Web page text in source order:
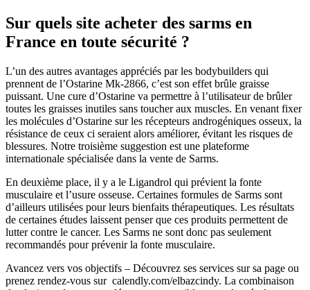
Sur quels site acheter des sarms en
France en toute sécurité ?
L’un des autres avantages appréciés par les bodybuilders qui
prennent de l’Ostarine Mk-2866, c’est son effet brûle graisse
puissant. Une cure d’Ostarine va permettre à l’utilisateur de brûler
toutes les graisses inutiles sans toucher aux muscles. En venant fixer
les molécules d’Ostarine sur les récepteurs androgéniques osseux, la
résistance de ceux ci seraient alors améliorer, évitant les risques de
blessures. Notre troisième suggestion est une plateforme
internationale spécialisée dans la vente de Sarms.
En deuxième place, il y a le Ligandrol qui prévient la fonte
musculaire et l’usure osseuse. Certaines formules de Sarms sont
d’ailleurs utilisées pour leurs bienfaits thérapeutiques. Les résultats
de certaines études laissent penser que ces produits permettent de
lutter contre le cancer. Les Sarms ne sont donc pas seulement
recommandés pour prévenir la fonte musculaire.
Avancez vers vos objectifs – Découvrez ses services sur sa page ou
prenez rendez-vous sur calendly.com/elbazcindy. La combinaison